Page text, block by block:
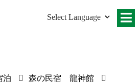
泊
森の民宿 龍神館